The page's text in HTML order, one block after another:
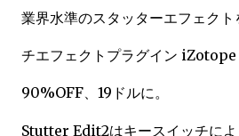
業界水準のスタッターエフェク
チエフェクトプラグイン
90%OFF、19ドルに。
Stutter Edit2はキースイッチによ